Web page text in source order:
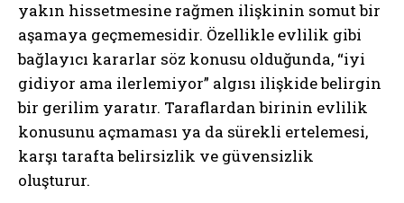
yakın hissetmesine rağmen ilişkinin somut bir
aşamaya geçmemesidir. Özellikle evlilik gibi
bağlayıcı kararlar söz konusu olduğunda, “iyi
gidiyor ama ilerlemiyor” algısı ilişkide belirgin
bir gerilim yaratır. Taraflardan birinin evlilik
konusunu açmaması ya da sürekli ertelemesi,
karşı tarafta belirsizlik ve güvensizlik
oluşturur.